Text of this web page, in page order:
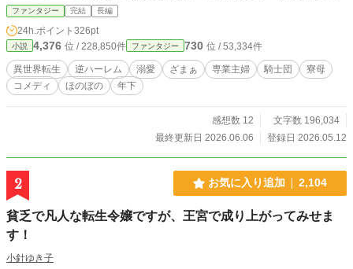
分） 【登場ヒーロー紹介】 ◆ルーカス・ヴァレンタイン／28
歳（第七分隊長） 「かすみさん！ 俺の服が五歳児サイズに縮
みました！」 金髪碧眼、絵に描いたような王子様系の最強剣
士。 しかし生活能力は皆無で、洗濯物を熱湯で煮込んで全滅
させる破壊神。香澄に真っ先に懐き、大型犬のように素直に
褒めちぎりながら甘えてくる愛すべき隊長。 ◆セオドア・ア
ッシュフォード／30歳（副隊長） 「論理的に考えて、最大の
ルで知的な美青年。戦術の天才。 しかし台所に立てばボヤ騒
ぎを起こし、集中すると食事を抜いて限界まで働き倒れる不
歳（魔導師） 「うるせぇ！ 勝手に俺のゴミを捨てるな！」
赤髪金眼の生意気なツンデレ魔導師。スラムの孤児院出身。
魔力暴走を起こす。香澄に叱られながら片付けを教わり、彼
ファンタジー 完結 長編
24h.ポイント 326pt
小説 4,376 位 / 228,850件 ファンタジー 730 位 / 53,334件
異世界転生 逆ハーレム 溺愛 ざまぁ 専業主婦 騎士団
寮母
コメディ
ほのぼの 年下
感想数 12
文字数 196,034
最終更新日 2026.06.06
登録日 2026.05.12
2 お気に入り追加 2,104
貧乏で凡人な転生令嬢ですが、王宮で成り上がってみせま
す！
小針ゆき子